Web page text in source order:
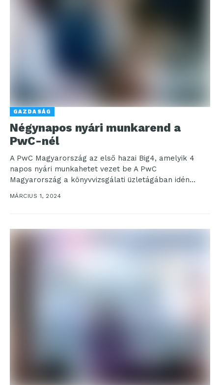
GAZDASÁG
Négynapos nyári munkarend a
PwC-nél
A PwC Magyarország az első hazai Big4, amelyik 4
napos nyári munkahetet vezet be A PwC
Magyarország a könyvvizsgálati üzletágában idén
nyáron pilot...
MÁRCIUS 1, 2024